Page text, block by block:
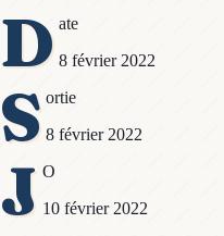
D ate
8 février 2022
S ortie
8 février 2022
J O
10 février 2022